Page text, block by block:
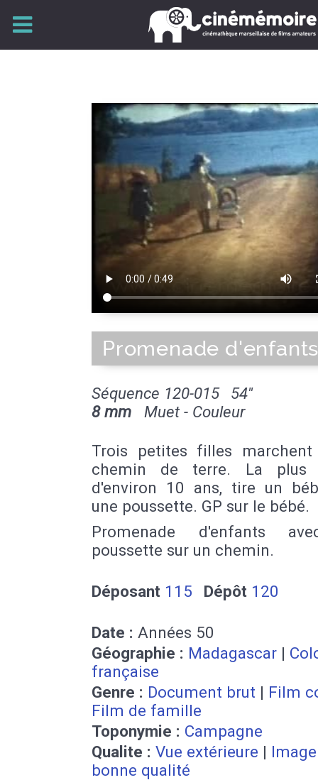
Promenade
Séquence 120-015
54''
8 mm Muet - Couleur
Trois petites filles
chemin de terre. La plus
d'environ 10 ans, tire un
une poussette. GP sur le bébé.
Promenade d'enfants
poussette sur un chemin.
Déposant 115 Dépôt 120
Date : Années 50
Géographie : Madagascar |
française
Genre : Document brut | Film
Film de famille
Toponymie : Campagne
Qualite : Vue extérieure |
bonne qualité